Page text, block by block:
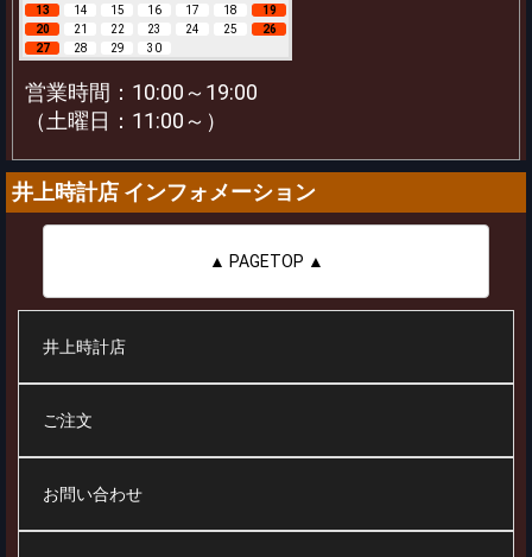
13
14 15 16 17 18
19
20
21 22 23 24 25
26
27
28 29 30
営業時間：10:00～19:00
（土曜日：11:00～）
井上時計店 インフォメーション
▲ PAGETOP ▲
井上時計店
ご注文
お問い合わせ